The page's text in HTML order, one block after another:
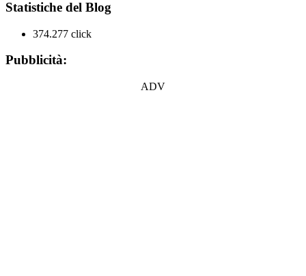
Statistiche del Blog
374.277 click
Pubblicità:
ADV